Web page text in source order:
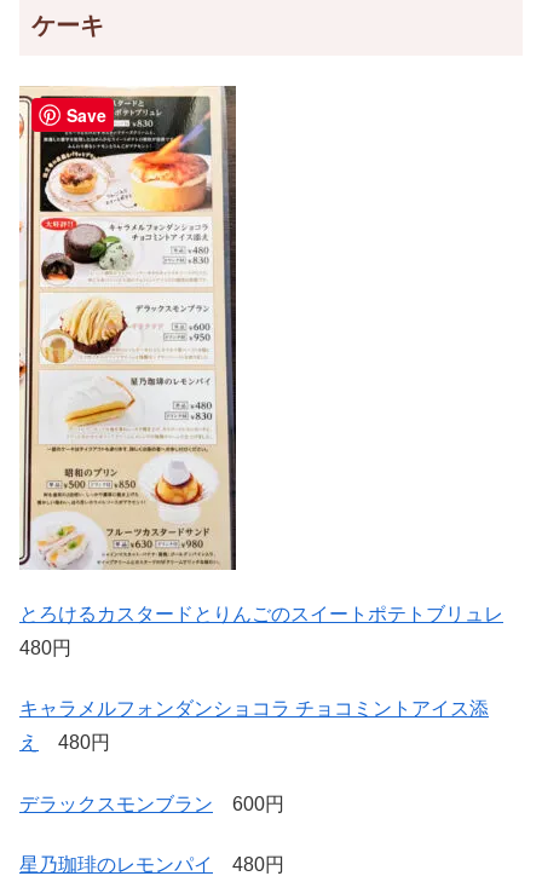
ケーキ
とろけるカスタードとりんごのスイートポテトブリュレ
480円
キャラメルフォンダンショコラ チョコミントアイス添
え
480円
デラックスモンブラン 600円
星乃珈琲のレモンパイ 480円
Save